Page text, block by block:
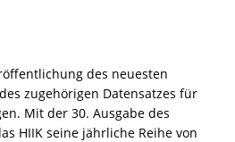
des neuesten
zugehörigen Datensatzes für
Mit der 30. Ausgabe des
HIIK seine jährliche Reihe von